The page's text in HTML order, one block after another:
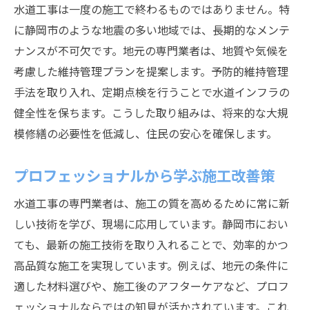
水道工事は一度の施工で終わるものではありません。特
に静岡市のような地震の多い地域では、長期的なメンテ
ナンスが不可欠です。地元の専門業者は、地質や気候を
考慮した維持管理プランを提案します。予防的維持管理
手法を取り入れ、定期点検を行うことで水道インフラの
健全性を保ちます。こうした取り組みは、将来的な大規
模修繕の必要性を低減し、住民の安心を確保します。
プロフェッショナルから学ぶ施工改善策
水道工事の専門業者は、施工の質を高めるために常に新
しい技術を学び、現場に応用しています。静岡市におい
ても、最新の施工技術を取り入れることで、効率的かつ
高品質な施工を実現しています。例えば、地元の条件に
適した材料選びや、施工後のアフターケアなど、プロフ
ェッショナルならではの知見が活かされています。これ